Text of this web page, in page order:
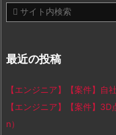
最近の投稿
【エンジニア】【案件】自
【エンジニア】【案件】
n）